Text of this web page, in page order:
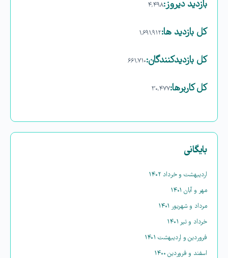
بازدید دیروز:۴,۴۹۸
کل بازدید ها:۱,۶۹۱,۹۱۲
کل بازدیدکنند‌گان:۶۶۱,۷۱۰
کل کاربرها:۳۰,۴۷۷
بایگانی
اردیبهشت و خرداد ۱۴۰۲
مهر و آبان ۱۴۰۱
مرداد و شهریور ۱۴۰۱
خرداد و تیر ۱۴۰۱
فروردین و اردیبهشت ۱۴۰۱
اسفند و فروردین ۱۴۰۰